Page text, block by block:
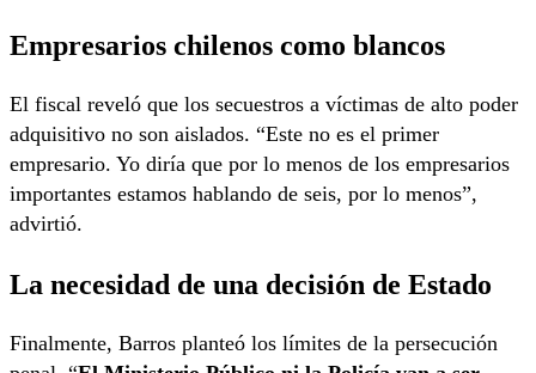
Empresarios chilenos como blancos
El fiscal reveló que los secuestros a víctimas de alto poder
adquisitivo no son aislados. “Este no es el primer
empresario. Yo diría que por lo menos de los empresarios
importantes estamos hablando de seis, por lo menos”,
advirtió.
La necesidad de una decisión de Estado
Finalmente, Barros planteó los límites de la persecución